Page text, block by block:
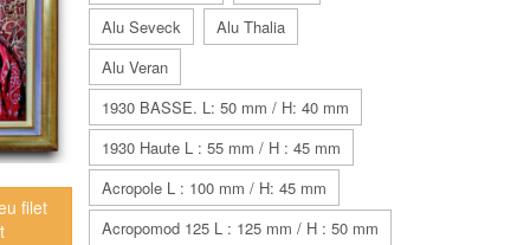
filet
Alu Seveck
Alu Thalia
Alu Veran
1930 BASSE. L: 50 mm / H: 40 mm
1930 Haute L : 55 mm / H : 45 mm
Acropole L : 100 mm / H: 45 mm
Acropomod 125 L : 125 mm / H : 50 mm